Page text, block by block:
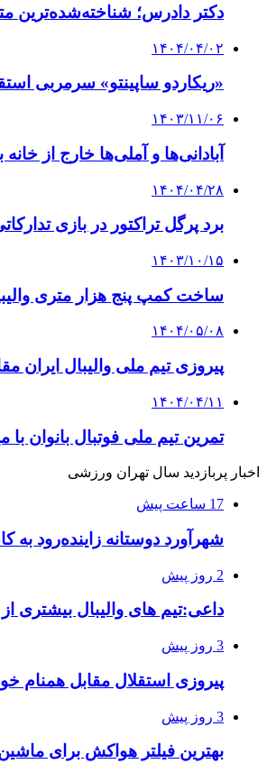
دکتر دادرس؛
۱۴۰۴/۰۴/۰۲
«ریکاردو ساپینتو» سرمربی
۱۴۰۳/۱۱/۰۶
آبادانی‌ها و آملی‌ها خارج از
۱۴۰۴/۰۴/۲۸
برد پرگل تراکتور در بازی
۱۴۰۳/۱۰/۱۵
ساخت کمپ پنج هزار متری
۱۴۰۴/۰۵/۰۸
پیروزی تیم ملی والیبال ایران
۱۴۰۴/۰۴/۱۱
تمرین تیم ملی فوتبال بانوان
اخبار پربازدید سال تهران ورزشی
17 ساعت پیش
شهرآورد دوستانه زاینده‌رود به
2 روز پیش
داعی:تیم های والیبال بیشتری
3 روز پیش
پیروزی استقلال مقابل همنام
3 روز پیش
بهترین فیلتر هواکش برای